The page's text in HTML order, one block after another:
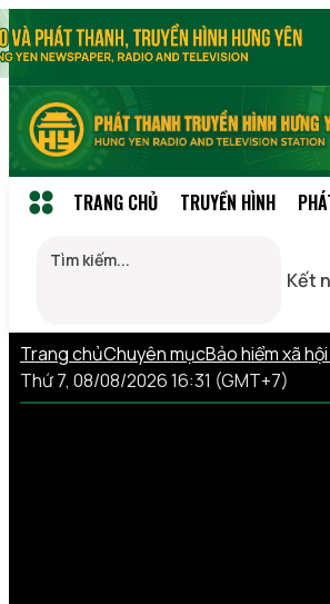
TRANG CHỦ TRUYỀN HÌNH
Kết
Trang chủChuyên mụcBảo hiểm xã
Thứ 7, 08/08/2026 16:31 (GMT+7)